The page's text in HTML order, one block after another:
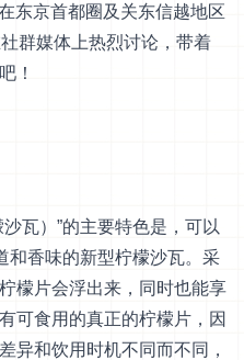
东京首都圈及关东信越地区
群媒体上热烈讨论，带着
！
瓦）”的主要特色是，可以
和香味的新型柠檬沙瓦。采
檬片会浮出来，同时也能享
可食用的真正的柠檬片，因
异和饮用时机不同而不同，